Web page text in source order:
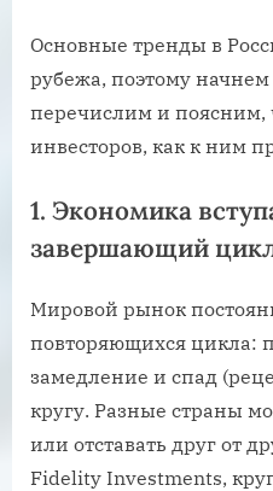
Основные тренды в
рубежа, поэтому начнем
перечислим и поясним,
инвесторов, как к ним
1. Экономика
завершающий
Мировой рынок
повторяющихся цикла:
замедление и спад
кругу. Разные страны
или отставать друг от
Fidelity Investments,